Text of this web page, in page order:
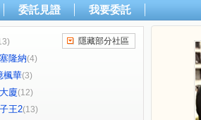
委託見證 我要委託
隆納(4)
楓華(3)
廈(12)
王2(13)
隱藏部分社區